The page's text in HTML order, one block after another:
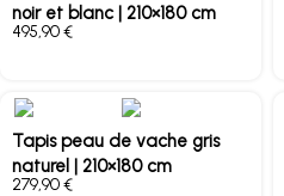
noir et blanc | 210×180 cm
€
Tapis peau de vache gris
naturel | 210×180 cm
€